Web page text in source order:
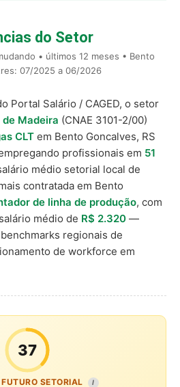
do Setor
• últimos 12 meses • Bento
07/2025 a 06/2026
Portal Salário / CAGED, o setor
Madeira (CNAE 3101-2/00)
CLT em Bento Goncalves, RS
profissionais em 51
médio setorial local de
contratada em Bento
de linha de produção, com
médio de R$ 2.320 —
regionais de
de workforce em
37
SETORIAL I